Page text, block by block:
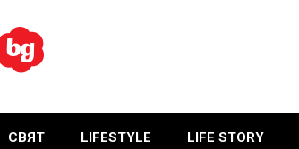
СВЯТ LIFESTYLE LIFE STORY